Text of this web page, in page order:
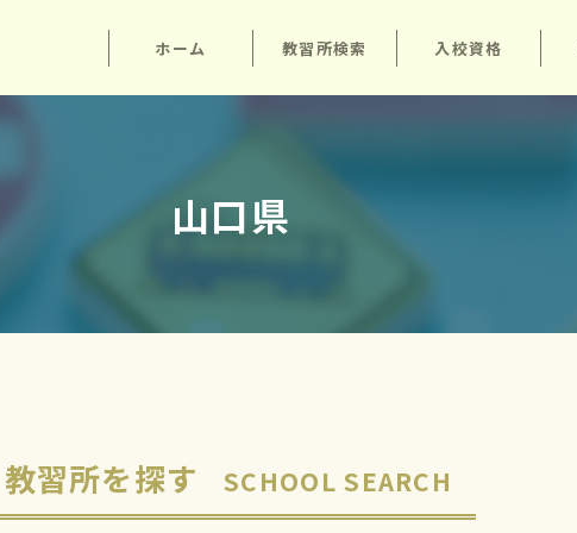
ホーム 教習所検索 入校資格
山口県
教習所を探す SCHOOL SEARCH